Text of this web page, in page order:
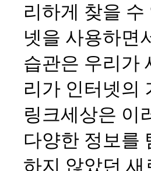
리하게 찾을
넷을 사용하면
습관은 우리가
리가 인터넷의
링크세상은 이
다양한 정보를
하지 않았던